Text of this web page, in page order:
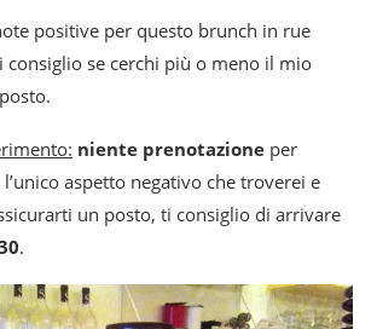
positive per questo brunch in rue
consiglio se cerchi più o meno il mio
niente prenotazione per
aspetto negativo che troverei e
un posto, ti consiglio di arrivare
.